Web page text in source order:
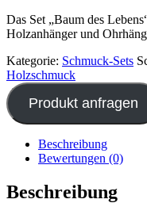
Das Set „Baum des
Holzanhänger und
Kategorie: Schmuck-Sets
Holzschmuck
Produkt anfragen
Beschreibung
Bewertungen (0)
Beschreibung